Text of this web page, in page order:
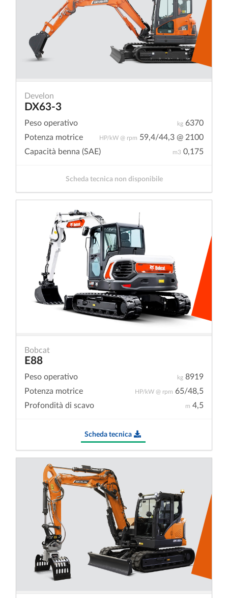
Develon
DX63-3
kg 6370
Peso operativo
HP/kW @ rpm 59,4/44,3 @ 2100
Potenza motrice
m3 0,175
Capacità benna (SAE)
Scheda tecnica non disponibile
Bobcat
E88
kg 8919
Peso operativo
HP/kW @ rpm 65/48,5
Potenza motrice
m 4,5
Profondità di scavo
Scheda tecnica